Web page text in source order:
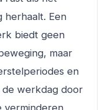
herhaalt. Een
biedt geen
maar
en
de werkdag door
verminderen